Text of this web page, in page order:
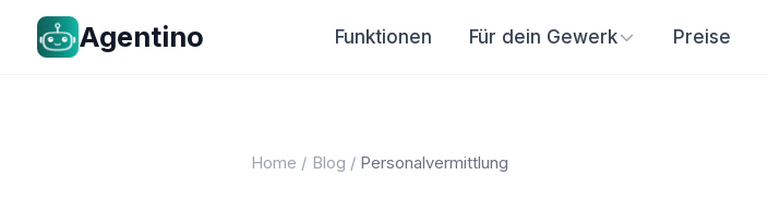
Agentino Funktionen Für dein Gewerk Preise
Home / Blog / Personalvermittlung